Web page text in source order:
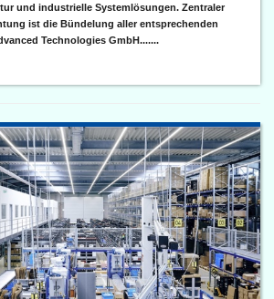
und industrielle Systemlösungen. Zentraler
ist die Bündelung aller entsprechenden
Technologies GmbH.......